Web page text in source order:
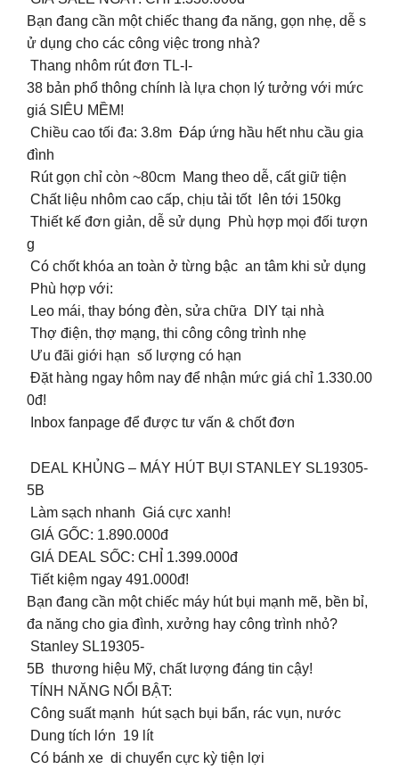
Bạn đang cần một chiếc thang đa năng, gọn nhẹ, dễ s
ử dụng cho các công việc trong nhà?
Thang nhôm rút đơn TL-I-
38 bản phổ thông chính là lựa chọn lý tưởng với mức
giá SIÊU MỀM!
Chiều cao tối đa: 3.8m Đáp ứng hầu hết nhu cầu gia
đình
Rút gọn chỉ còn ~80cm Mang theo dễ, cất giữ tiện
Chất liệu nhôm cao cấp, chịu tải tốt lên tới 150kg
Thiết kế đơn giản, dễ sử dụng Phù hợp mọi đối tượn
g
Có chốt khóa an toàn ở từng bậc an tâm khi sử dụng
Phù hợp với:
Leo mái, thay bóng đèn, sửa chữa DIY tại nhà
Thợ điện, thợ mạng, thi công công trình nhẹ
Ưu đãi giới hạn số lượng có hạn
Đặt hàng ngay hôm nay để nhận mức giá chỉ 1.330.00
0đ!
Inbox fanpage để được tư vấn & chốt đơn
DEAL KHỦNG – MÁY HÚT BỤI STANLEY SL19305-
5B
Làm sạch nhanh Giá cực xanh!
GIÁ GỐC: 1.890.000đ
GIÁ DEAL SỐC: CHỈ 1.399.000đ
️ Tiết kiệm ngay 491.000đ!
Bạn đang cần một chiếc máy hút bụi mạnh mẽ, bền bỉ,
đa năng cho gia đình, xưởng hay công trình nhỏ?
Stanley SL19305-
5B thương hiệu Mỹ, chất lượng đáng tin cậy!
TÍNH NĂNG NỔI BẬT:
Công suất mạnh hút sạch bụi bẩn, rác vụn, nước
Dung tích lớn 19 lít
Có bánh xe di chuyển cực kỳ tiện lợi